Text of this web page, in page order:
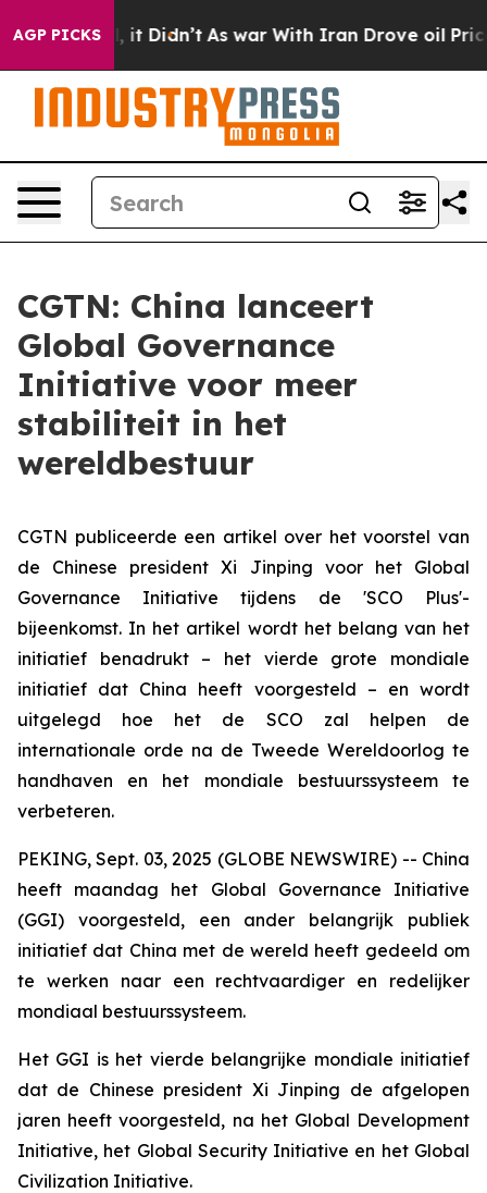
AGP PICKS
Well, it Didn’t As war With Iran Drove oil Prices
CGTN: China lanceert
Global Governance
Initiative voor meer
stabiliteit in het
wereldbestuur
CGTN publiceerde een artikel over het voorstel van
de Chinese president Xi Jinping voor het Global
Governance Initiative tijdens de 'SCO Plus'-
bijeenkomst. In het artikel wordt het belang van het
initiatief benadrukt – het vierde grote mondiale
initiatief dat China heeft voorgesteld – en wordt
uitgelegd hoe het de SCO zal helpen de
internationale orde na de Tweede Wereldoorlog te
handhaven en het mondiale bestuurssysteem te
verbeteren.
PEKING, Sept. 03, 2025 (GLOBE NEWSWIRE) -- China
heeft maandag het Global Governance Initiative
(GGI) voorgesteld, een ander belangrijk publiek
initiatief dat China met de wereld heeft gedeeld om
te werken naar een rechtvaardiger en redelijker
mondiaal bestuurssysteem.
Het GGI is het vierde belangrijke mondiale initiatief
dat de Chinese president Xi Jinping de afgelopen
jaren heeft voorgesteld, na het Global Development
Initiative, het Global Security Initiative en het Global
Civilization Initiative.